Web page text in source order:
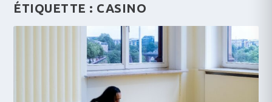
ÉTIQUETTE : CASINO